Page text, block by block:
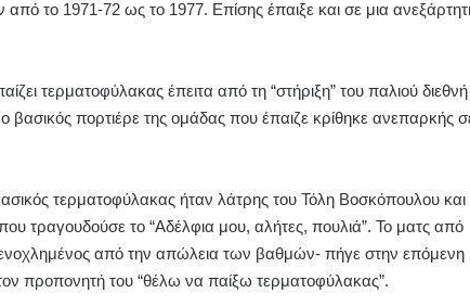
από το 1971-72 ως το 1977. Επίσης έπαιξε και σε μια
τερματοφύλακας έπειτα απότη “στήριξη” του παλιού διεθνή
βασικός πορτιέρε της ομάδαςπου έπαιζε κρίθηκε ανεπαρκής
τερματοφύλακας ήταν λάτρης του Τόλη Βοσκόπουλου και
τραγουδούσε το “Αδέλφια μου, αλήτες, πουλιά”. Το ματς από
από την απώλεια των βαθμών- πήγε στην επόμενη
προπονητή του “θέλω να παίξω τερματοφύλακας”.